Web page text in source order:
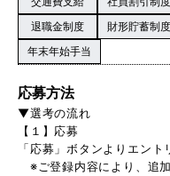
退職金制度
財形貯蓄制度
年末年始手当
応募方法
▼選考の流れ
【１】応募
「応募」ボタンよりエン
※ご登録内容により、追